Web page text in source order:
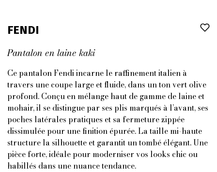
FENDI
Pantalon en laine kaki
Ce pantalon Fendi incarne le raffinement italien à
travers une coupe large et fluide, dans un ton vert olive
profond. Conçu en mélange haut de gamme de laine et
mohair, il se distingue par ses plis marqués à l’avant, ses
poches latérales pratiques et sa fermeture zippée
dissimulée pour une finition épurée. La taille mi-haute
structure la silhouette et garantit un tombé élégant. Une
pièce forte, idéale pour moderniser vos looks chic ou
habillés dans une nuance tendance.